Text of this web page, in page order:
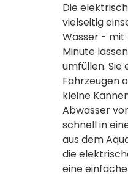
Die
vielseitig
Wasser - mit
Minute
umfüllen. Sie
Fahrzeugen
kleine
Abwasser
schnell in
aus dem
die
eine